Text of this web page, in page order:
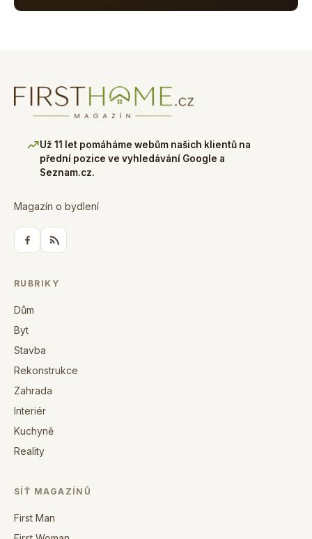
Už 11 let pomáháme webům našich klientů na
přední pozice ve vyhledávání Google a
Seznam.cz.
Magazín o bydlení
RUBRIKY
Dům
Byt
Stavba
Rekonstrukce
Zahrada
Interiér
Kuchyně
Reality
SÍŤ MAGAZÍNŮ
First Man